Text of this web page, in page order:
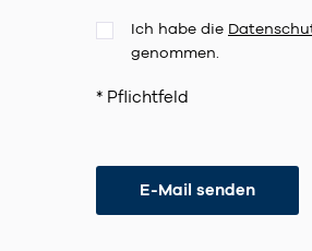
Ich habe die
genommen.
* Pflichtfeld